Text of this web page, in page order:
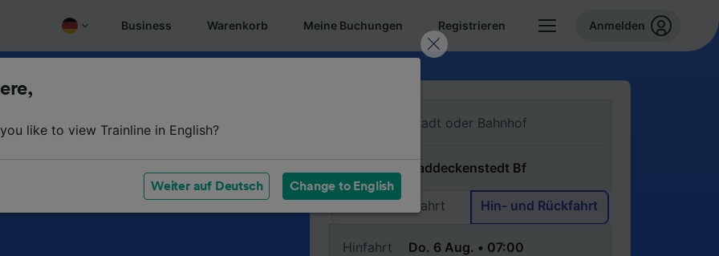
Business Warenkorb Meine Buchungen Registrieren Anmelden
Einfache Fahrt Hin- und Rückfahrt
Hinfahrt
like to view Trainline in English?
Weiter auf Deutsch Change to English